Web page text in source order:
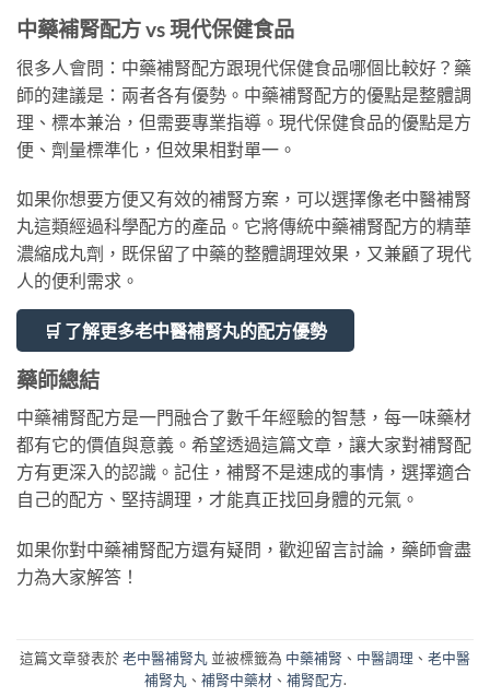
中藥補腎配方 vs 現代保健食品
很多人會問：中藥補腎配方跟現代保健食品哪個比較好？藥
師的建議是：兩者各有優勢。中藥補腎配方的優點是整體調
理、標本兼治，但需要專業指導。現代保健食品的優點是方
便、劑量標準化，但效果相對單一。
如果你想要方便又有效的補腎方案，可以選擇像老中醫補腎
丸這類經過科學配方的產品。它將傳統中藥補腎配方的精華
濃縮成丸劑，既保留了中藥的整體調理效果，又兼顧了現代
人的便利需求。
🛒 了解更多老中醫補腎丸的配方優勢
藥師總結
中藥補腎配方是一門融合了數千年經驗的智慧，每一味藥材
都有它的價值與意義。希望透過這篇文章，讓大家對補腎配
方有更深入的認識。記住，補腎不是速成的事情，選擇適合
自己的配方、堅持調理，才能真正找回身體的元氣。
如果你對中藥補腎配方還有疑問，歡迎留言討論，藥師會盡
力為大家解答！
這篇文章發表於老中醫補腎丸 並被標籤為 中藥補腎 、 中醫調理 、 老中醫
補腎丸、 補腎中藥材、 補腎配方.